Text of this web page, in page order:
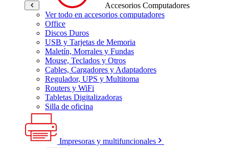
Accesorios Computadores
Ver todo en accesorios computadores
Office
Discos Duros
USB y Tarjetas de Memoria
Maletín, Morrales y Fundas
Mouse, Teclados y Otros
Cables, Cargadores y Adaptadores
Regulador, UPS y Multitoma
Routers y WiFi
Tabletas Digitalizadoras
Silla de oficina
Impresoras y multifuncionales